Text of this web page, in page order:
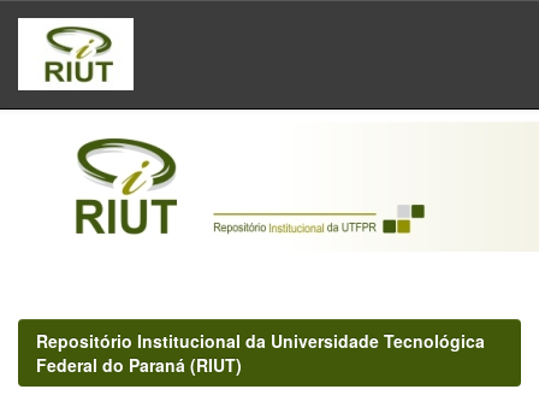
Skip
navigation
Repositório Institucional da Universidade Tecnológica
Federal do Paraná (RIUT)